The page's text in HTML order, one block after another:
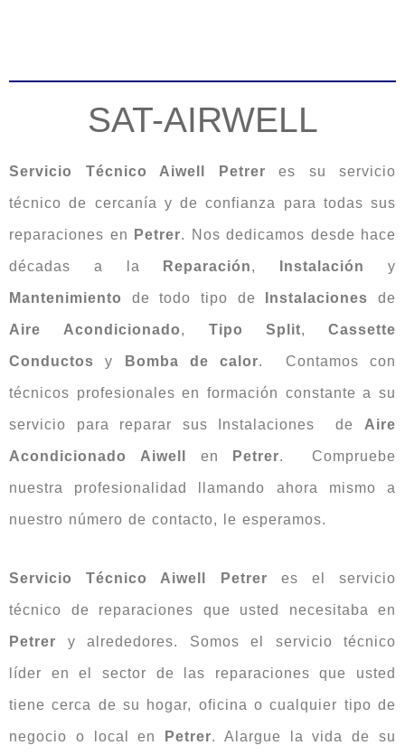
SAT-AIRWELL
Servicio Técnico Aiwell Petrer es su servicio
técnico de cercanía y de confianza para todas sus
reparaciones en Petrer. Nos dedicamos desde hace
décadas a la Reparación, Instalación y
Mantenimiento de todo tipo de Instalaciones de
Aire Acondicionado, Tipo Split, Cassette
Conductos y Bomba de calor. Contamos con
técnicos profesionales en formación constante a su
servicio para reparar sus Instalaciones de Aire
Acondicionado Aiwell en Petrer. Compruebe
nuestra profesionalidad llamando ahora mismo a
nuestro número de contacto, le esperamos.
Servicio Técnico Aiwell Petrer es el servicio
técnico de reparaciones que usted necesitaba en
Petrer y alrededores. Somos el servicio técnico
líder en el sector de las reparaciones que usted
tiene cerca de su hogar, oficina o cualquier tipo de
negocio o local en Petrer. Alargue la vida de su